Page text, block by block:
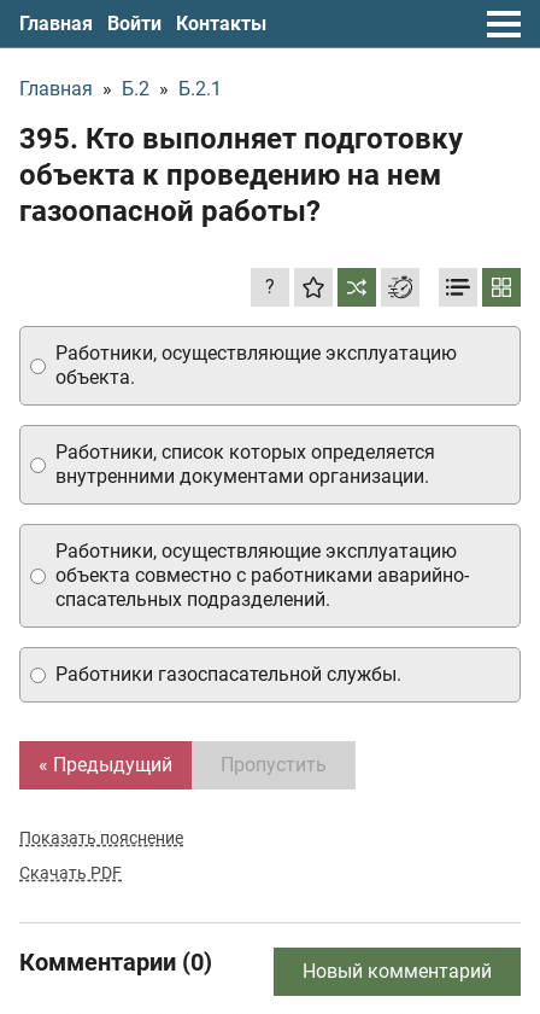
Главная Войти Контакты
Главная » Б.2 » Б.2.1
395. Кто выполняет подготовку
объекта к проведению на нем
газоопасной работы?
?
Работники, осуществляющие эксплуатацию
объекта.
Работники, список которых определяется
внутренними документами организации.
Работники газоспасательной службы.
Работники, осуществляющие эксплуатацию
объекта совместно с работниками аварийно-
спасательных подразделений.
« Предыдущий Пропустить
Показать пояснение
Скачать PDF
Комментарии (0) Новый комментарий